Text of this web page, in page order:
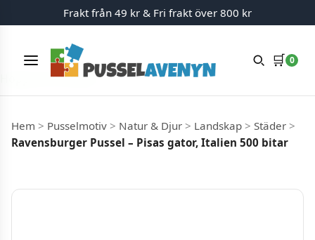
Hoppa till innehåll
Frakt från 49 kr & Fri frakt över 800 kr
Meny 🛒 0
Hem > Pusselmotiv > Natur & Djur > Landskap > Städer >
Ravensburger Pussel – Pisas gator, Italien 500 bitar